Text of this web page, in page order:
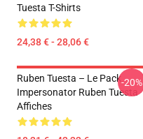
Tuesta T-Shirts
24,38 € - 28,06 €
Ruben Tuesta – Le Pack
Impersonator Ruben Tuesta
Affiches
-20%